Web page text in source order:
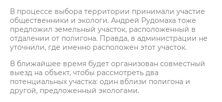
В процессе выбора территории принимали участие
общественники и экологи. Андрей Рудомаха тоже
предложил земельный участок, расположенный в
отдалении от полигона. Правда, в администрации не
уточнили, где именно расположен этот участок.
В ближайшее время будет организован совместный
выезд на объект, чтобы рассмотреть два
потенциальных участка: один вблизи полигона и
другой, предложенный экологами.